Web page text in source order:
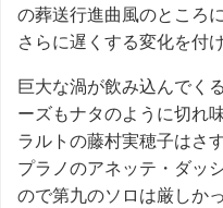
の葬送行進曲風のところ
さらに遅くする変化を付
巨大な渦が飲み込んでく
ーズもナタのように切れ
ラルトの藤村実穂子はさ
プラノのアネッテ・ダッ
ので第九のソロは厳しか